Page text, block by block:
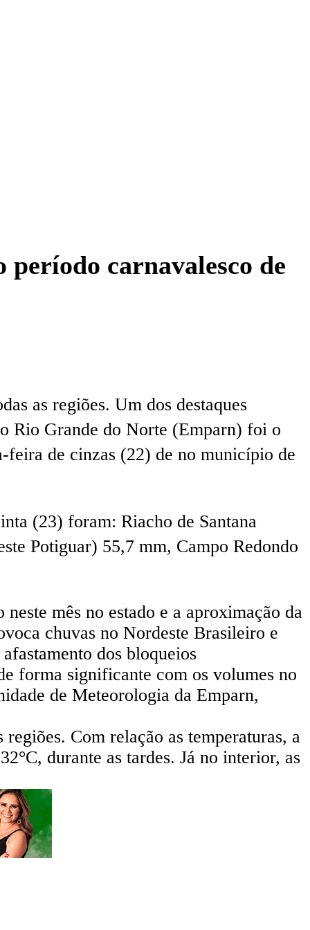
carnavalesco de
as regiões. Um dos destaques
Rio Grande do Norte (Emparn) foi o
de cinzas (22) de no município de
(23) foram: Riacho de Santana
Potiguar) 55,7 mm, Campo Redondo
mês no estado e a aproximação da
chuvas no Nordeste Brasileiro e
dos bloqueios
forma significante com os volumes no
de Meteorologia da Emparn,
Com relação as temperaturas, a
durante as tardes. Já no interior, as